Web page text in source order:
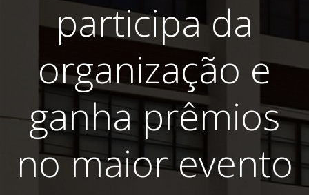
participa da
organização e
ganha prêmios
no maior evento